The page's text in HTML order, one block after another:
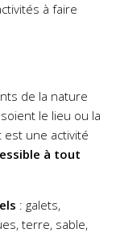
à faire
de la nature
le lieu ou la
une activité
à tout
: galets,
terre, sable,